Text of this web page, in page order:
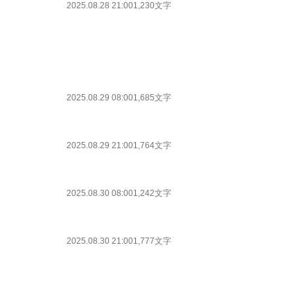
2025.08.28 21:001,230文字
2025.08.29 08:001,685文字
2025.08.29 21:001,764文字
2025.08.30 08:001,242文字
2025.08.30 21:001,777文字